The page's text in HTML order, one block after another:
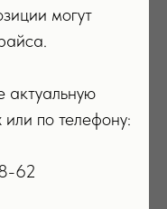
могут
актуальную
по телефону:
62